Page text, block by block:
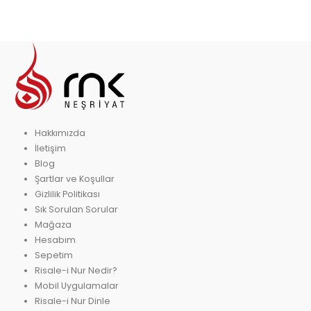
Hakkımızda
İletişim
Blog
Şartlar ve Koşullar
Gizlilik Politikası
Sık Sorulan Sorular
Mağaza
Hesabım
Sepetim
Risale-i Nur Nedir?
Mobil Uygulamalar
Risale-i Nur Dinle